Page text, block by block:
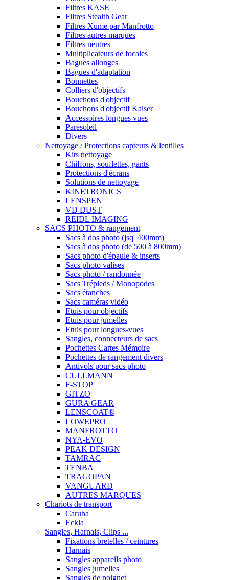
Filtres KASE
Filtres Stealth Gear
Filtres Xume par Manfrotto
Filtres autres marques
Filtres neutres
Multiplicateurs de focales
Bagues allonges
Bagues d'adaptation
Bonnettes
Colliers d'objectifs
Bouchons d'objectif
Bouchons d'objectif Kaiser
Accessoires longues vues
Paresoleil
Divers
Nettoyage / Protections capteurs & lentilles
Kits nettoyage
Chiffons, souflettes, gants
Protections d'écrans
Solutions de nettoyage
KINETRONICS
LENSPEN
VD DUST
REIDL IMAGING
SACS PHOTO & rangement
Sacs à dos photo (jsq' 400mm)
Sacs à dos photo (de 500 à 800mm)
Sacs photo d'épaule & inserts
Sacs photo valises
Sacs photo / randonnée
Sacs Trépieds / Monopodes
Sacs étanches
Sacs caméras vidéo
Etuis pour objectifs
Etuis pour jumelles
Etuis pour longues-vues
Sangles, connecteurs de sacs
Pochettes Cartes Mémoire
Pochettes de rangement divers
Antivols pour sacs photo
CULLMANN
F-STOP
GITZO
GURA GEAR
LENSCOAT®
LOWEPRO
MANFROTTO
NYA-EVO
PEAK DESIGN
TAMRAC
TENBA
TRAGOPAN
VANGUARD
AUTRES MARQUES
Chariots de transport
Caruba
Eckla
Sangles, Harnais, Clips ...
Fixations bretelles / ceintures
Harnais
Sangles appareils photo
Sangles jumelles
Sangles de poignet